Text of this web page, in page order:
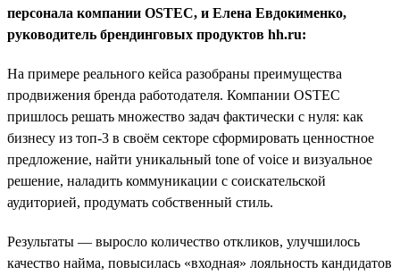
персонала компании OSTEC, и Елена Евдокименко,
руководитель брендинговых продуктов hh.ru:
На примере реального кейса разобраны преимущества
продвижения бренда работодателя. Компании OSTEC
пришлось решать множество задач фактически с нуля: как
бизнесу из топ-3 в своём секторе сформировать ценностное
предложение, найти уникальный tone of voice и визуальное
решение, наладить коммуникации с соискательской
аудиторией, продумать собственный стиль.
Результаты — выросло количество откликов, улучшилось
качество найма, повысилась «входная» лояльность кандидатов